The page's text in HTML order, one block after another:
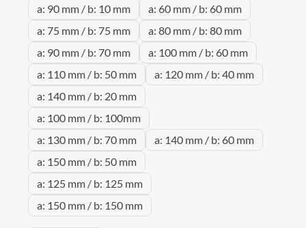
a: 90 mm / b: 10 mm
a: 60 mm / b: 60 mm
a: 75 mm / b: 75 mm
a: 80 mm / b: 80 mm
a: 90 mm / b: 70 mm
a: 100 mm / b: 60 mm
a: 110 mm / b: 50 mm
a: 120 mm / b: 40 mm
a: 140 mm / b: 20 mm
a: 100 mm / b: 100mm
a: 130 mm / b: 70 mm
a: 140 mm / b: 60 mm
a: 150 mm / b: 50 mm
a: 125 mm / b: 125 mm
a: 150 mm / b: 150 mm